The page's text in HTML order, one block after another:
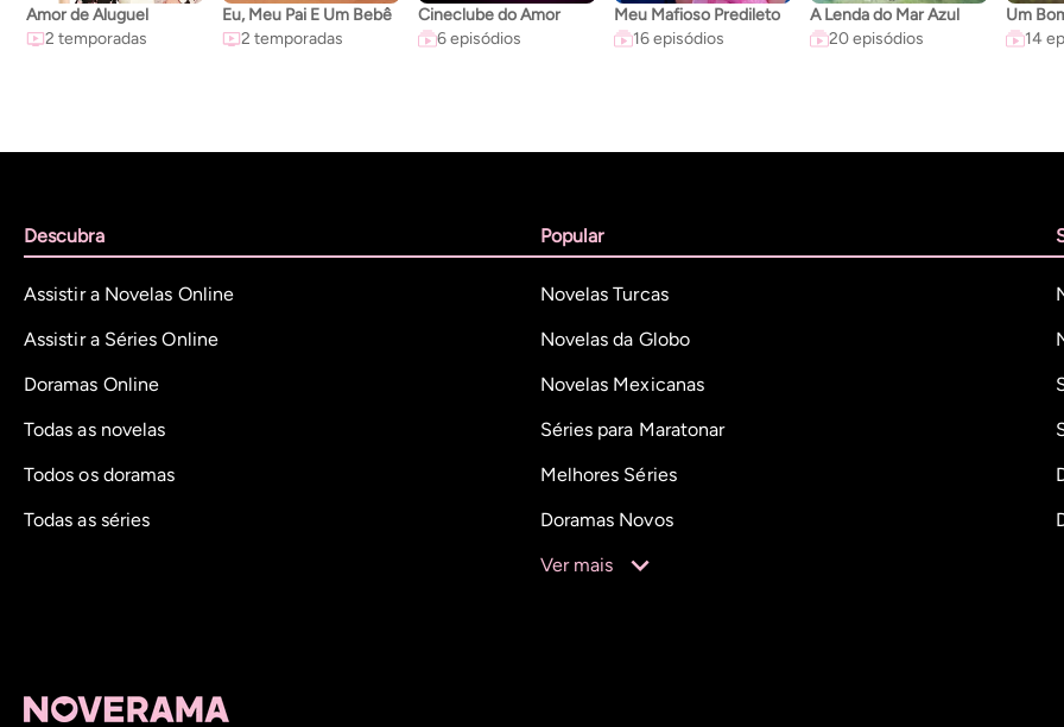
Amor de Aluguel
2 temporadas
Eu, Meu Pai E Um Bebê
2 temporadas
Cineclube do Amor
6 episódios
Meu Mafioso Predileto
16 episódios
A Lenda do Mar Azul
20 episódios
14
Descubra
Assistir a Novelas Online
Assistir a Séries Online
Doramas Online
Todas as novelas
Todos os doramas
Todas as séries
Popular
Novelas Turcas
Novelas da Globo
Novelas Mexicanas
Séries para Maratonar
Melhores Séries
Doramas Novos
Ver mais